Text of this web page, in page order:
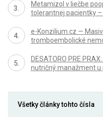
Metamizol v liečbe
tolerantnej pacientky
e-Konzilium.cz —
tromboembolické
DESATORO PRE
nutričný manažment u
Všetky články tohto čísla